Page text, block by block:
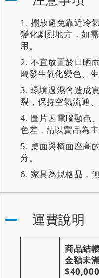
擺放避免靠近冷
變化劇烈地方，如
用。
不宜放置於日晒
屬發生氧化變色、生
環境過濕會造成
裂，保持空氣流通、
圖片因電腦顯色
色差，請以實品為主
桌面與椅面座高
分。
家具為規格品，
運費說明
商品結帳
金額未滿
$40,000